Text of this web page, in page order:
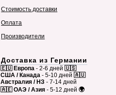
Стоимость доставки
Оплата
Производители
Доставка из Германии
🇪🇺 Европа - 2-6 дней 🇺🇸
США / Канада - 5-10 дней 🇦🇺
Австралия / НЗ - 7-14 дней
🇦🇪 ОАЭ / Азия - 5-12 дней 🌍